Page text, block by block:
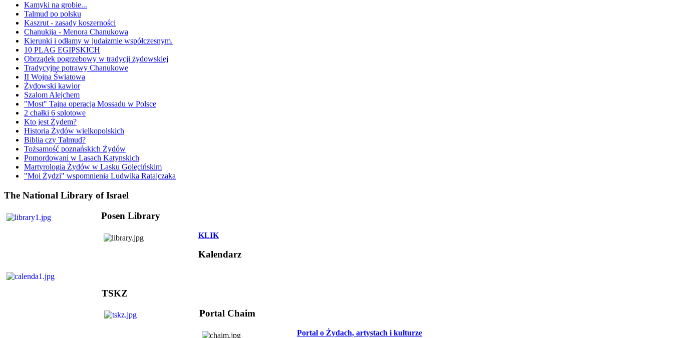
Kamyki na grobie...
Talmud po polsku
Kaszrut - zasady koszerności
Chanukija - Menora Chanukowa
Kierunki i odłamy w judaizmie współczesnym.
10 PLAG EGIPSKICH
Obrządek pogrzebowy w tradycji żydowskiej
Tradycyjne potrawy Chanukowe
II Wojna Światowa
Żydowski kawior
Szalom Alejchem
"Most" Tajna operacja Mossadu w Polsce
2 chałki 6 splotowe
Kto jest Żydem?
Historia Żydów wielkopolskich
Biblia czy Talmud?
Tożsamość poznańskich Żydów
Pomordowani w Lasach Katynskich
Martyrologia Żydów w Lasku Golęcińskim
"Moi Żydzi" wspomnienia Ludwika Ratajczaka
The National Library of Israel
Posen Library
KLIK
Kalendarz
TSKZ
Portal Chaim
Portal o Żydach, artystach i kulturze